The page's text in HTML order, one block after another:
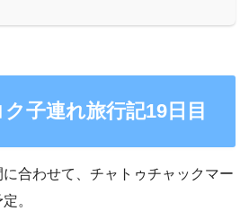
子連れ旅行記19日目
合わせて、チャトゥチャックマー
。